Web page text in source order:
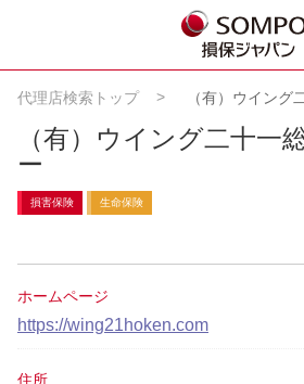
代理店検索トップ （有）ウイング
（有）ウイング二十一
ー
損害保険 生命保険
ホームページ
https://wing21hoken.com
住所